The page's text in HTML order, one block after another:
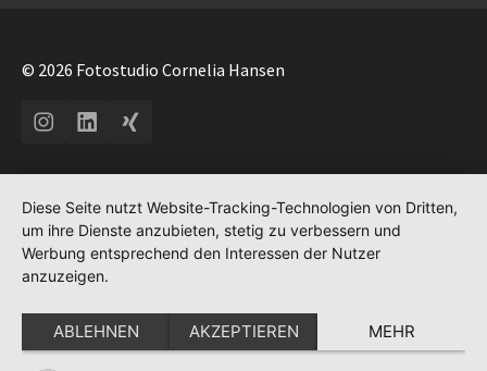
© 2026 Fotostudio Cornelia Hansen
InstagramLinkedInXing
Diese Seite nutzt Website-Tracking-Technologien von Dritten,
um ihre Dienste anzubieten, stetig zu verbessern und
Werbung entsprechend den Interessen der Nutzer
anzuzeigen.
ABLEHNEN AKZEPTIEREN MEHR